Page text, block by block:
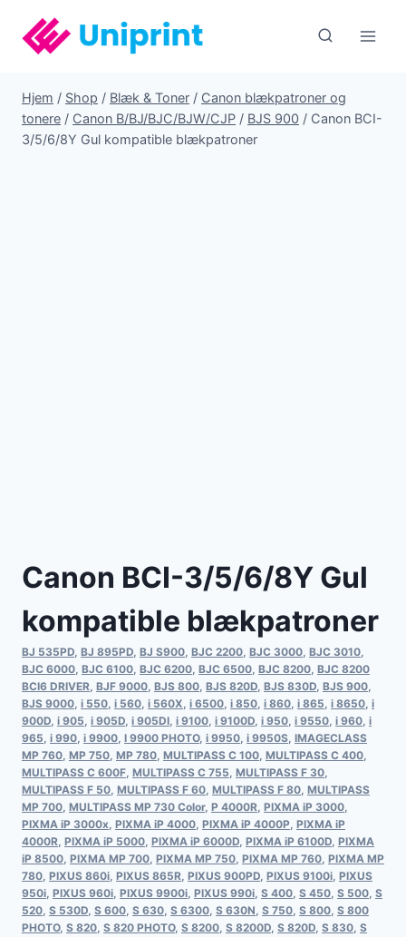
indhold
Hjem / Shop / Blæk & Toner / Canon blækpatroner og
tonere / Canon B/BJ/BJC/BJW/CJP / BJS 900 / Canon BCI-
3/5/6/8Y Gul kompatible blækpatroner
Canon BCI-3/5/6/8Y Gul
kompatible blækpatroner
BJ 535PD, BJ 895PD, BJ S900, BJC 2200, BJC 3000, BJC 3010,
BJC 6000, BJC 6100, BJC 6200, BJC 6500, BJC 8200, BJC 8200
BCI6 DRIVER, BJF 9000, BJS 800, BJS 820D, BJS 830D, BJS 900,
BJS 9000, i 550, i 560, i 560X, i 6500, i 850, i 860, i 865, i 8650, i
900D, i 905, i 905D, i 905DI, i 9100, i 9100D, i 950, i 9550, i 960, i
965, i 990, i 9900, I 9900 PHOTO, i 9950, i 9950S, IMAGECLASS
MP 760, MP 750, MP 780, MULTIPASS C 100, MULTIPASS C 400,
MULTIPASS C 600F, MULTIPASS C 755, MULTIPASS F 30,
MULTIPASS F 50, MULTIPASS F 60, MULTIPASS F 80, MULTIPASS
MP 700, MULTIPASS MP 730 Color, P 4000R, PIXMA iP 3000,
PIXMA iP 3000x, PIXMA iP 4000, PIXMA iP 4000P, PIXMA iP
4000R, PIXMA iP 5000, PIXMA iP 6000D, PIXMA iP 6100D, PIXMA
iP 8500, PIXMA MP 700, PIXMA MP 750, PIXMA MP 760, PIXMA MP
780, PIXUS 860i, PIXUS 865R, PIXUS 900PD, PIXUS 9100i, PIXUS
950i, PIXUS 960i, PIXUS 9900i, PIXUS 990i, S 400, S 450, S 500, S
520, S 530D, S 600, S 630, S 6300, S 630N, S 750, S 800, S 800
PHOTO, S 820, S 820 PHOTO, S 8200, S 8200D, S 820D, S 830, S